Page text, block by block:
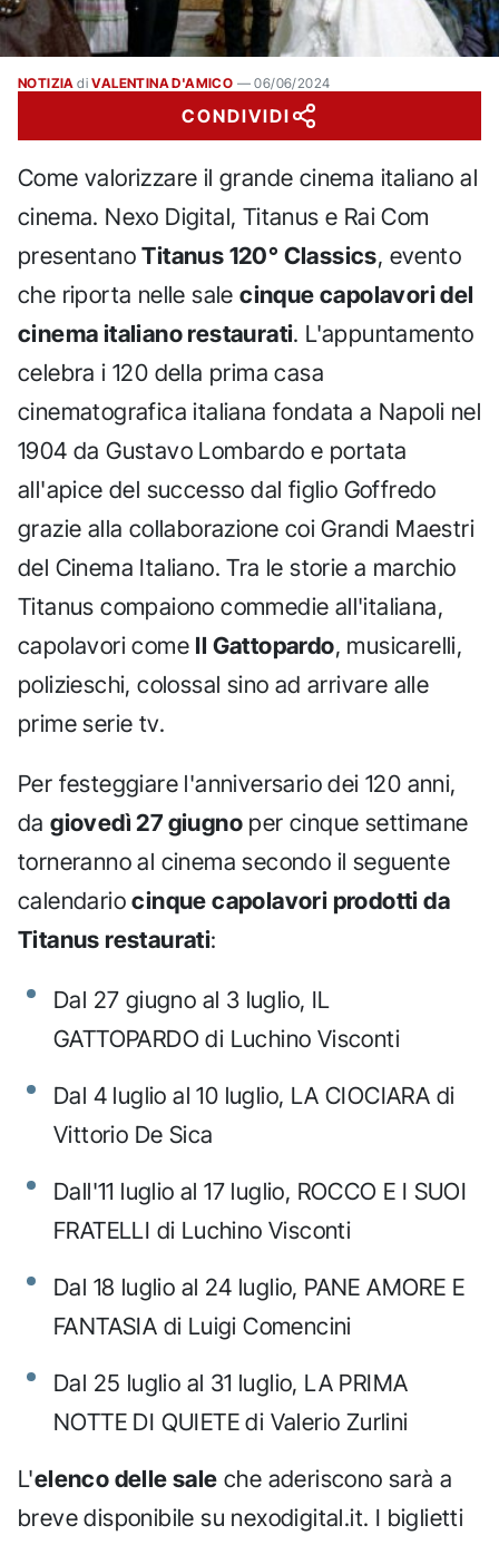
NOTIZIA di VALENTINA D'AMICO —06/06/2024
CONDIVIDI
Come valorizzare il grande cinema italiano al
cinema. Nexo Digital, Titanus e Rai Com
presentanoTitanus 120° Classics, evento
che riporta nelle salecinque capolavori del
cinema italiano restaurati. L'appuntamento
celebra i 120 della prima casa
cinematografica italiana fondata a Napoli nel
1904 da Gustavo Lombardo e portata
all'apice del successo dal figlio Goffredo
grazie alla collaborazione coi Grandi Maestri
del Cinema Italiano. Tra le storie a marchio
Titanus compaiono commedie all'italiana,
capolavori come Il Gattopardo, musicarelli,
polizieschi, colossal sino ad arrivare alle
prime serie tv.
Per festeggiare l'anniversario dei 120 anni,
dagiovedì 27 giugno per cinque settimane
torneranno al cinema secondo il seguente
calendariocinque capolavori prodotti da
Titanus restaurati:
Dal 27 giugno al 3 luglio, IL
GATTOPARDO di Luchino Visconti
Dal 4 luglio al 10 luglio, LA CIOCIARA di
Vittorio De Sica
Dall'11 luglio al 17 luglio, ROCCO E I SUOI
FRATELLI di Luchino Visconti
Dal 18 luglio al 24 luglio, PANE AMORE E
FANTASIA di Luigi Comencini
Dal 25 luglio al 31 luglio, LA PRIMA
NOTTE DI QUIETE di Valerio Zurlini
L'elenco delle sale che aderiscono sarà a
breve disponibile su nexodigital.it. I biglietti